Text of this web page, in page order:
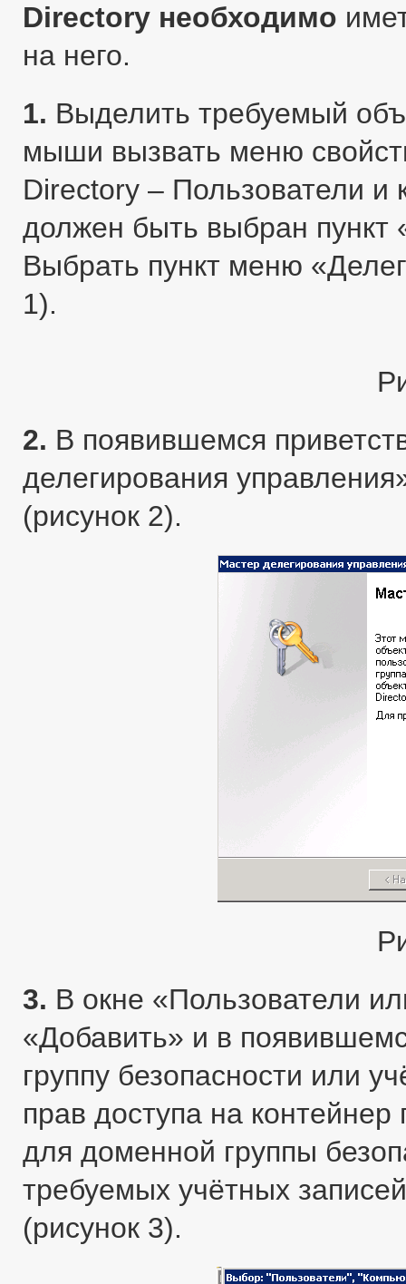
Directory необходимо
на него.
1. Выделить требуемый
мыши вызвать меню
Directory – Пользователи
должен быть выбран
Выбрать пункт меню
1).
2. В появившемся
делегирования
(рисунок 2).
3. В окне «Пользователи
«Добавить» и в
группу безопасности или
прав доступа на
для доменной группы
требуемых учётных
(рисунок 3).